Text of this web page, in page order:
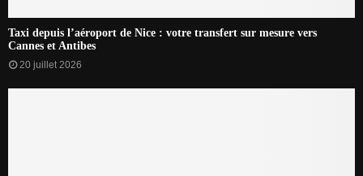
Taxi depuis l’aéroport de Nice : votre transfert sur mesure vers
Cannes et Antibes
20 juillet 2026